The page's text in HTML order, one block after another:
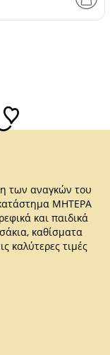
των αναγκών του
ΜΗΤΕΡΑ
και παιδικά
καθίσματα
καλύτερες τιμές